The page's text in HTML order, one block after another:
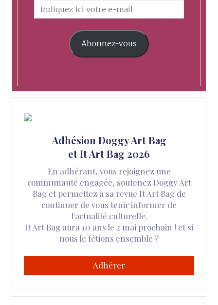
Abonnez-vous
Adhésion Doggy Art Bag
et It Art Bag 2026
En adhérant, vous rejoignez une
communauté engagée, soutenez Doggy Art
Bag et permettez à sa revue It Art Bag de
continuer de vous tenir informer de
l'actualité culturelle.
It Art Bag aura 10 ans le 2 mai prochain ! et si
nous le fêtions ensemble ?
Adhérer